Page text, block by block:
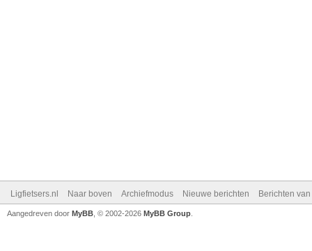
Ligfietsers.nl Naar boven Archiefmodus Nieuwe berichten Berichten
Aangedreven door MyBB , © 2002-2026 MyBB Group